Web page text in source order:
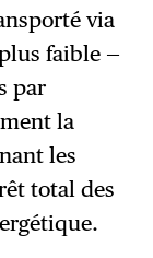
via
faible —
par
la
les
total des